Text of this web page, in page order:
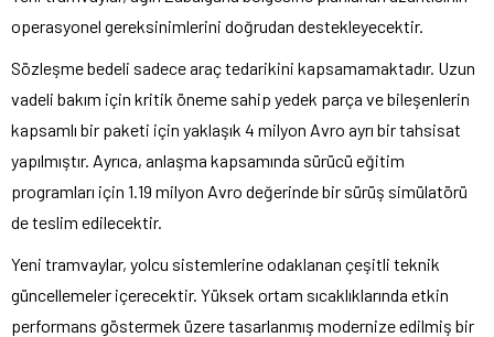
operasyonel gereksinimlerini doğrudan destekleyecektir.
Sözleşme bedeli sadece araç tedarikini kapsamamaktadır. Uzun
vadeli bakım için kritik öneme sahip yedek parça ve bileşenlerin
kapsamlı bir paketi için yaklaşık 4 milyon Avro ayrı bir tahsisat
yapılmıştır. Ayrıca, anlaşma kapsamında sürücü eğitim
programları için 1.19 milyon Avro değerinde bir sürüş simülatörü
de teslim edilecektir.
Yeni tramvaylar, yolcu sistemlerine odaklanan çeşitli teknik
güncellemeler içerecektir. Yüksek ortam sıcaklıklarında etkin
performans göstermek üzere tasarlanmış modernize edilmiş bir